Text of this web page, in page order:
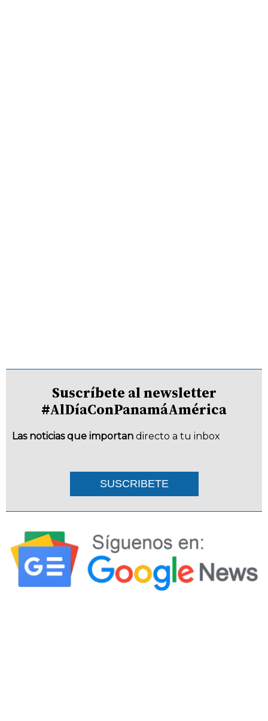
Suscríbete al newsletter
#AlDíaConPanamáAmérica
Las noticias que importan directo a tu inbox
SUSCRIBETE